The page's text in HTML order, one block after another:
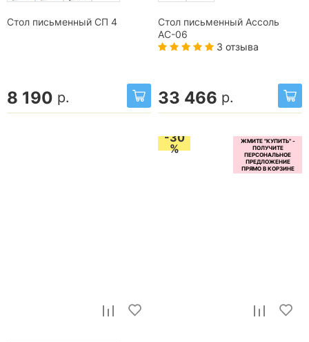
Стол письменный СП 4
8 190 р.
Стол письменный Ассоль
АС-06
3 отзыва
33 466 р.
-30
%